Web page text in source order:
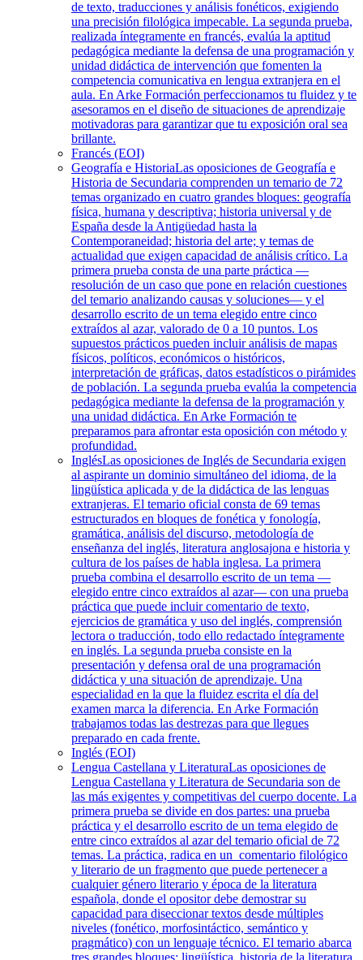
de texto, traducciones y análisis fonéticos, exigiendo
una precisión filológica impecable. La segunda prueba,
realizada íntegramente en francés, evalúa la aptitud
pedagógica mediante la defensa de una programación y
unidad didáctica de intervención que fomenten la
competencia comunicativa en lengua extranjera en el
aula. En Arke Formación perfeccionamos tu fluidez y te
asesoramos en el diseño de situaciones de aprendizaje
motivadoras para garantizar que tu exposición oral sea
brillante.
Francés (EOI)
Geografía e HistoriaLas oposiciones de Geografía e
Historia de Secundaria comprenden un temario de 72
temas organizado en cuatro grandes bloques: geografía
física, humana y descriptiva; historia universal y de
España desde la Antigüedad hasta la
Contemporaneidad; historia del arte; y temas de
actualidad que exigen capacidad de análisis crítico. La
primera prueba consta de una parte práctica —
resolución de un caso que pone en relación cuestiones
del temario analizando causas y soluciones— y el
desarrollo escrito de un tema elegido entre cinco
extraídos al azar, valorado de 0 a 10 puntos. Los
supuestos prácticos pueden incluir análisis de mapas
físicos, políticos, económicos o históricos,
interpretación de gráficas, datos estadísticos o pirámides
de población. La segunda prueba evalúa la competencia
pedagógica mediante la defensa de la programación y
una unidad didáctica. En Arke Formación te
preparamos para afrontar esta oposición con método y
profundidad.
InglésLas oposiciones de Inglés de Secundaria exigen
al aspirante un dominio simultáneo del idioma, de la
lingüística aplicada y de la didáctica de las lenguas
extranjeras. El temario oficial consta de 69 temas
estructurados en bloques de fonética y fonología,
gramática, análisis del discurso, metodología de
enseñanza del inglés, literatura anglosajona e historia y
cultura de los países de habla inglesa. La primera
prueba combina el desarrollo escrito de un tema —
elegido entre cinco extraídos al azar— con una prueba
práctica que puede incluir comentario de texto,
ejercicios de gramática y uso del inglés, comprensión
lectora o traducción, todo ello redactado íntegramente
en inglés. La segunda prueba consiste en la
presentación y defensa oral de una programación
didáctica y una situación de aprendizaje. Una
especialidad en la que la fluidez escrita el día del
examen marca la diferencia. En Arke Formación
trabajamos todas las destrezas para que llegues
preparado en cada frente.
Inglés (EOI)
Lengua Castellana y LiteraturaLas oposiciones de
Lengua Castellana y Literatura de Secundaria son de
las más exigentes y competitivas del cuerpo docente. La
primera prueba se divide en dos partes: una prueba
práctica y el desarrollo escrito de un tema elegido de
entre cinco extraídos al azar del temario oficial de 72
temas. La práctica, radica en un comentario filológico
y literario de un fragmento que puede pertenecer a
cualquier género literario y época de la literatura
española, donde el opositor debe demostrar su
capacidad para diseccionar textos desde múltiples
niveles (fonético, morfosintáctico, semántico y
pragmático) con un lenguaje técnico. El temario abarca
tres grandes bloques: lingüística, historia de la literatura